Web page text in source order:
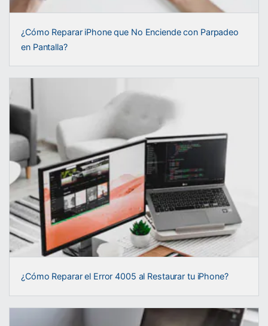
¿Cómo Reparar iPhone que No Enciende con Parpadeo
en Pantalla?
¿Cómo Reparar el Error 4005 al Restaurar tu iPhone?